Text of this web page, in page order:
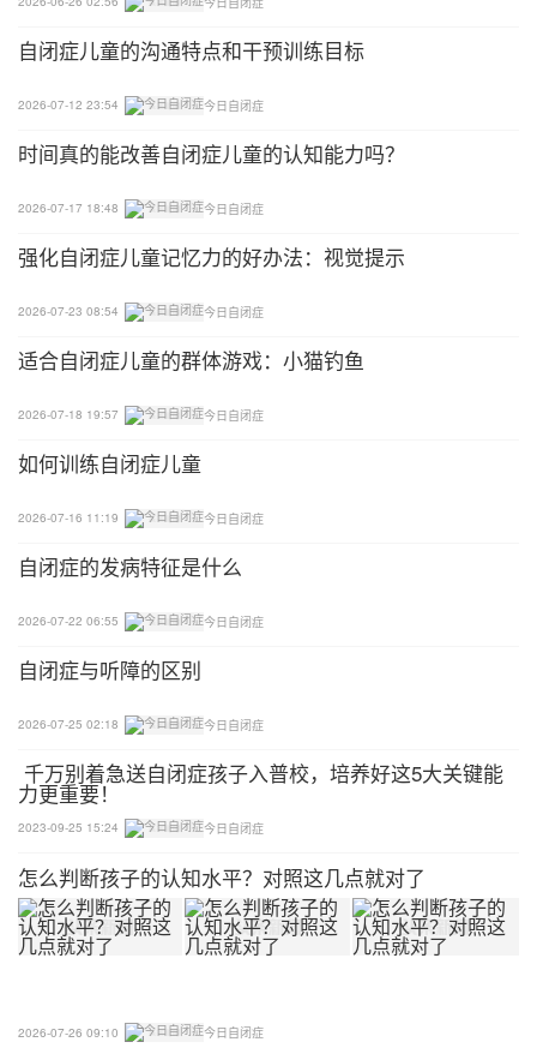
自闭症儿童的沟通特点和干预训练目标
2026-07-12 23:54 今日自闭症
时间真的能改善自闭症儿童的认知能力吗？
2026-07-17 18:48 今日自闭症
强化自闭症儿童记忆力的好办法：视觉提示
2026-07-23 08:54 今日自闭症
适合自闭症儿童的群体游戏：小猫钓鱼
2026-07-18 19:57 今日自闭症
如何训练自闭症儿童
2026-07-16 11:19 今日自闭症
自闭症的发病特征是什么
2026-07-22 06:55 今日自闭症
自闭症与听障的区别
2026-07-25 02:18 今日自闭症
千万别着急送自闭症孩子入普校，培养好这5大关键能
力更重要！
2023-09-25 15:24 今日自闭症
怎么判断孩子的认知水平？对照这几点就对了
2026-07-26 09:10 今日自闭症